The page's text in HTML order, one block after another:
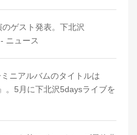
ゲスト発表。下北沢
ニュース
ニアルバムのタイトルは
。5月に下北沢5daysライブを